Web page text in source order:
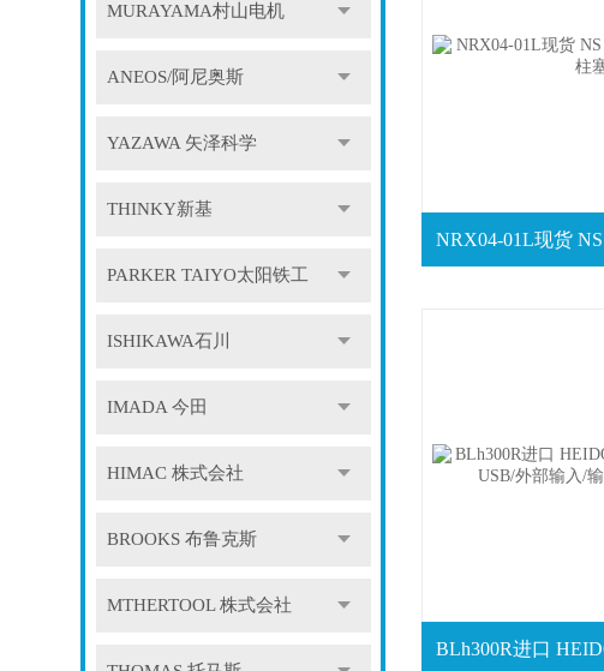
MURAYAMA村山电机
ANEOS/阿尼奥斯
YAZAWA 矢泽科学
THINKY新基
PARKER TAIYO太阳铁工
ISHIKAWA石川
IMADA 今田
HIMAC 株式会社
BROOKS 布鲁克斯
MTHERTOOL 株式会社